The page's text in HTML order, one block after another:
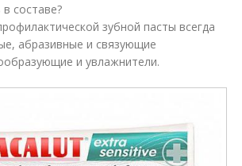
составе?
зубной пасты всегда
абразивные и связующие
и увлажнители.